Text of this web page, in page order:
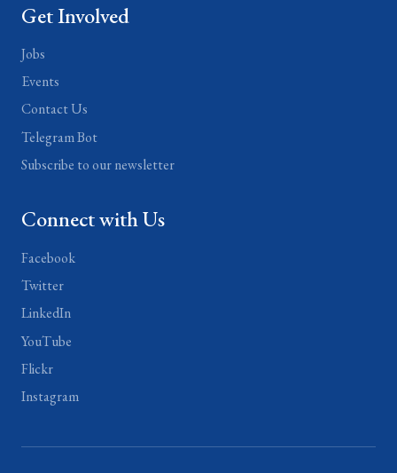
Get Involved
Jobs
Events
Contact Us
Telegram Bot
Subscribe to our newsletter
Connect with Us
Facebook
Twitter
LinkedIn
YouTube
Flickr
Instagram